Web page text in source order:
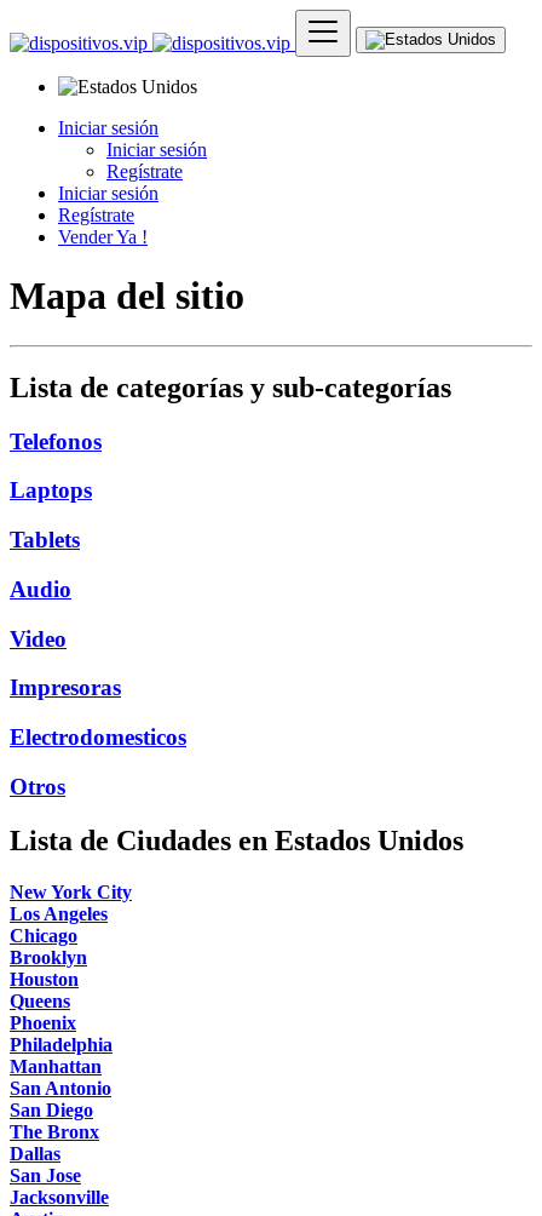
Iniciar sesión
Iniciar sesión
Regístrate
Iniciar sesión
Regístrate
Vender Ya !
Mapa del sitio
Lista de categorías y sub-categorías
Telefonos
Laptops
Tablets
Audio
Video
Impresoras
Electrodomesticos
Otros
Lista de Ciudades en Estados Unidos
New York City
Los Angeles
Chicago
Brooklyn
Houston
Queens
Phoenix
Philadelphia
Manhattan
San Antonio
San Diego
The Bronx
Dallas
San Jose
Jacksonville